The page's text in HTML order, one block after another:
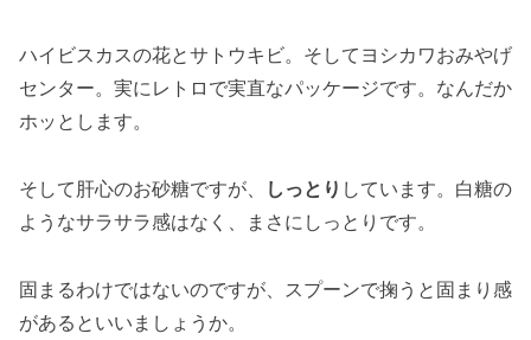
ハイビスカスの花とサトウキビ。そしてヨシカワおみやげ
センター。実にレトロで実直なパッケージです。なんだか
ホッとします。
そして肝心のお砂糖ですが、 しっとり しています。白糖の
ようなサラサラ感はなく、まさにしっとりです。
固まるわけではないのですが、スプーンで掬うと固まり感
があるといいましょうか。